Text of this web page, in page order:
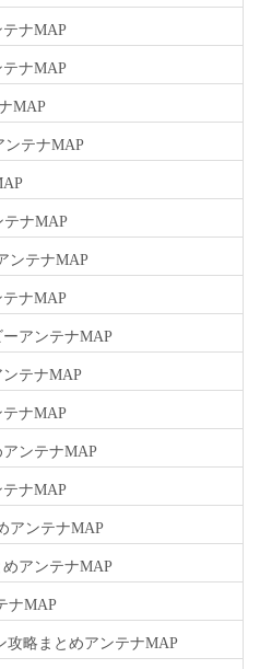
ナMAP
ナMAP
MAP
テナMAP
テナMAP
ンテナMAP
ナMAP
アンテナMAP
テナMAP
ナMAP
ンテナMAP
ナMAP
アンテナMAP
アンテナMAP
ナMAP
略まとめアンテナMAP